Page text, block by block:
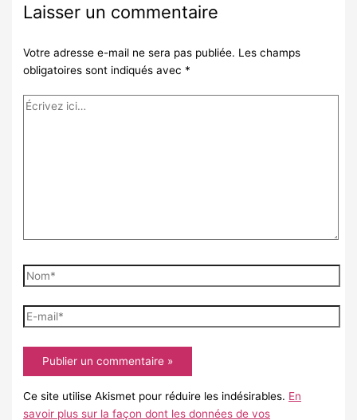
Laisser un commentaire
Votre adresse e-mail ne sera pas publiée. Les champs
obligatoires sont indiqués avec *
Écrivez
Nom*
E-
mail*
Ce site utilise Akismet pour réduire les indésirables. En
savoir plus sur la façon dont les données de vos